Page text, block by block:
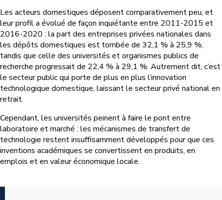
Les acteurs domestiques déposent comparativement peu, et
leur profil a évolué de façon inquiétante entre 2011-2015 et
2016-2020 : la part des entreprises privées nationales dans
les dépôts domestiques est tombée de 32,1 % à 25,9 %,
tandis que celle des universités et organismes publics de
recherche progressait de 22,4 % à 29,1 %. Autrement dit, c’est
le secteur public qui porte de plus en plus l’innovation
technologique domestique, laissant le secteur privé national en
retrait.
Cependant, les universités peinent à faire le pont entre
laboratoire et marché : les mécanismes de transfert de
technologie restent insuffisamment développés pour que ces
inventions académiques se convertissent en produits, en
emplois et en valeur économique locale.